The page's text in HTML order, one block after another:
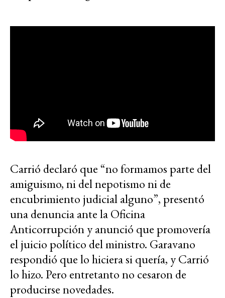
Carrió declaró que “no formamos parte del
amiguismo, ni del nepotismo ni de
encubrimiento judicial alguno”, presentó
una denuncia ante la Oficina
Anticorrupción y anunció que promovería
el juicio político del ministro. Garavano
respondió que lo hiciera si quería, y Carrió
lo hizo. Pero entretanto no cesaron de
producirse novedades.